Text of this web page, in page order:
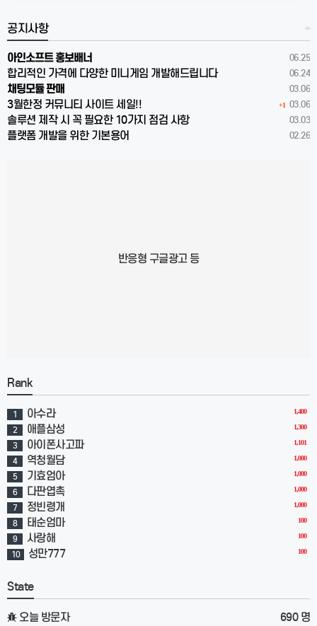
+
공지사항
06.25
아인소프트 홍보배너
06.24
합리적인 가격에 다양한 미니게임 개발해드립니다
03.06
채팅모듈 판매
+1 03.06
3월한정 커뮤니티 사이트 세일!!
03.03
솔루션 제작 시 꼭 필요한 10가지 점검 사항
02.26
플랫폼 개발을 위한 기본용어
반응형 구글광고 등
Rank
1,400
1 아수라
1,300
2 애플삼성
1,101
3 아이폰사고파
1,000
4 역청월담
1,000
5 기효엄아
1,000
6 다판엽촉
1,000
7 정빈령개
100
8 태순엄마
100
9 사랑해
100
10 성만777
State
오늘 방문자
690 명